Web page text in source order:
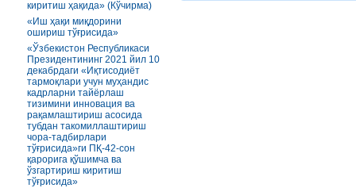
киритиш ҳақида» (Кўчирма)
«Иш ҳақи миқдорини
ошириш тўғрисида»
«Ўзбекистон Республикаси
Президентининг 2021 йил 10
декабрдаги «Иқтисодиёт
тармоқлари учун муҳандис
кадрларни тайёрлаш
тизимини инновация ва
рақамлаштириш асосида
тубдан такомиллаштириш
чора-тадбирлари
тўғрисида»ги ПҚ-42-сон
қарорига қўшимча ва
ўзгартириш киритиш
тўғрисида»